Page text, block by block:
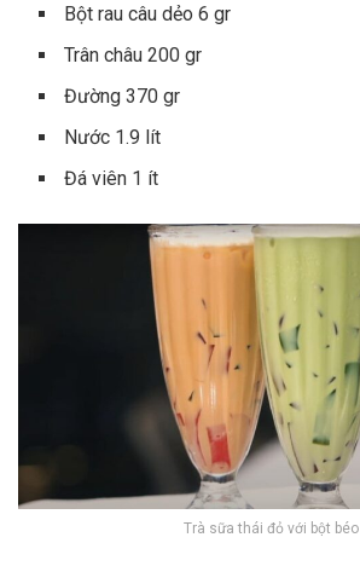
Bột rau câu dẻo 6 gr
Trân châu 200 gr
Đường 370 gr
Nước 1.9 lít
Đá viên 1 ít
Trà sữa thái đỏ với bột béo